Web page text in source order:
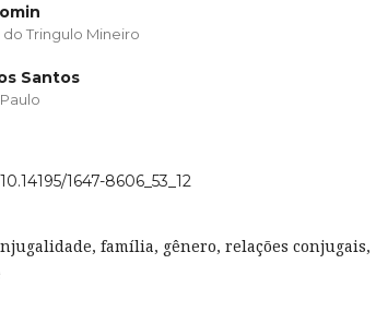
Tringulo Mineiro
Santos
1647-8606_53_12
família, gênero, relações conjugais,